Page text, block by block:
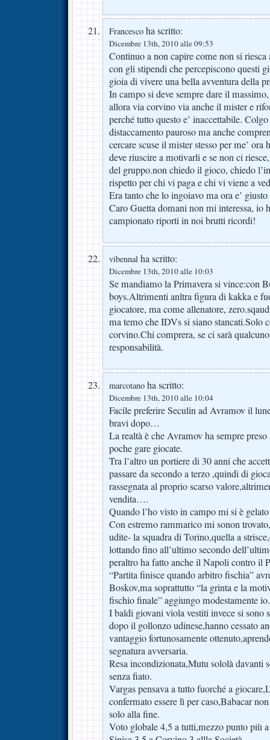
Francesco ha scritto:
Dicembre 13th, 2010 alle 09:53
Continuo a non capire come non si
con gli stipendi che percepiscono questi
gioia di vivere una bella avventura della
In campo si deve sempre dare il
allora via corvino via anche il mister e
perché tutto questo e’ inaccettabile.
distaccamento pauroso ma anche
cercare scuse il mister stesso per me’
deve riuscire a motivarli e se non ci
del gruppo.non chiedo il gioco, chiedo
rispetto per chi vi paga e chi vi viene a
Era tanto che lo ingoiavo ma ora e’
Caro Guetta domani non mi interessa, io
campionato riporti in noi brutti ricordi!
vibennal ha scritto:
Dicembre 13th, 2010 alle 10:03
Se mandiamo la Primavera si vince:con
boys.Altrimenti anltra figura di kakka e
giocatore, ma come allenatore,
ma temo che IDVs si siano stancati.Solo
corvino.Chi comprera, se ci sarà
responsabilità.
marcotano ha scritto:
Dicembre 13th, 2010 alle 10:04
Facile preferire Seculin ad Avramov il
bravi dopo…
La realtà è che Avramov ha sempre
poche gare giocate.
Tra l’altro un portiere di 30 anni che
passare da secondo a terzo ,quindi di
rassegnata al proprio scarso
vendita….
Quando l’ho visto in campo mi si è
Con estremo rammarico mi sonon
udite- la squadra di Torino,quella a
lottando fino all’ultimo secondo
peraltro ha fatto anche il Napoli contro il
“Partita finisce quando arbitro fischia”
Boskov,ma soprattutto “la grinta e la
fischio finale” aggiungo modestamente io.
I baldi giovani viola vestiti invece si sono
dopo il gollonzo udinese,hanno cessato
vantaggio fortunosamente
segnatura avversaria.
Resa incondizionata,Mutu sololà davanti
senza fiato.
Vargas pensava a tutto fuorché a
confermato essere lì per caso,Babacar
solo alla fine.
Voto globale 4,5 a tutti,mezzo punto più